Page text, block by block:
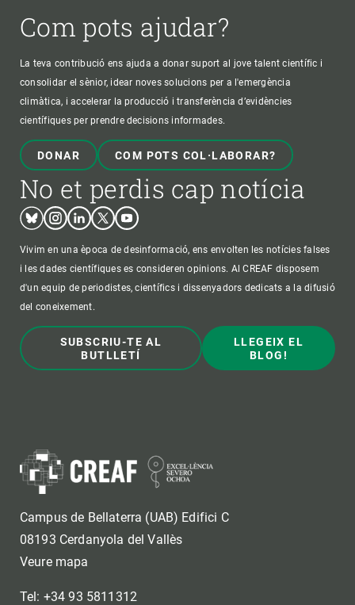
Com pots ajudar?
La teva contribució ens ajuda a donar suport al jove talent científic i
consolidar el sènior, idear noves solucions per a l'emergència
climàtica, i accelerar la producció i transferència d’evidències
científiques per prendre decisions informades.
DONAR COM POTS COL·LABORAR?
No et perdis cap notícia
BlueskyInstagram
LinkedinTwitterYoutube
Vivim en una època de desinformació, ens envolten les notícies falses
i les dades científiques es consideren opinions. Al CREAF disposem
d'un equip de periodistes, científics i dissenyadors dedicats a la difusió
del coneixement.
SUBSCRIU-TE AL
BUTLLETÍ
LLEGEIX EL
BLOG!
Campus de Bellaterra (UAB) Edifici C
08193 Cerdanyola del Vallès
Veure mapa
Tel: +34 93 5811312